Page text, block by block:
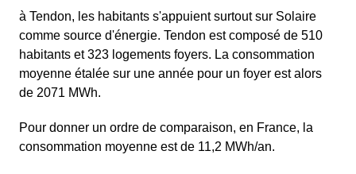
à Tendon, les habitants s'appuient surtout sur Solaire
comme source d'énergie. Tendon est composé de 510
habitants et 323 logements foyers. La consommation
moyenne étalée sur une année pour un foyer est alors
de 2071 MWh.
Pour donner un ordre de comparaison, en France, la
consommation moyenne est de 11,2 MWh/an.